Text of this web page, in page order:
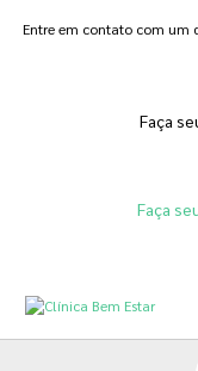
Entre em contato com um
Faça
Faça